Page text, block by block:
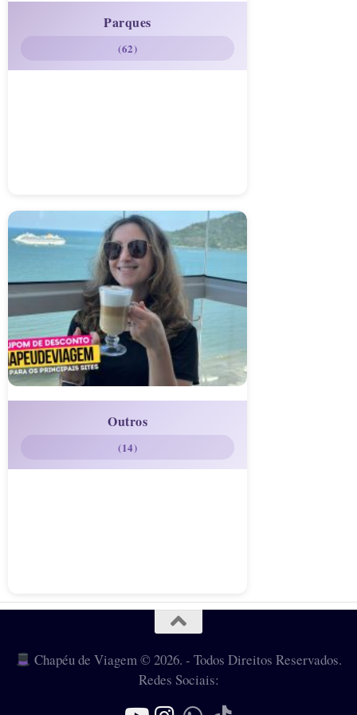
Parques
(62)
Outros
(14)
Chapéu de Viagem © 2026. - Todos Direitos Reservados.
Redes Sociais: